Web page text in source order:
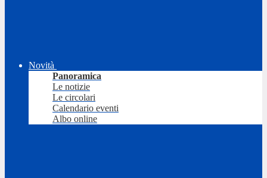
Novità
Panoramica
Le notizie
Le circolari
Calendario eventi
Albo online